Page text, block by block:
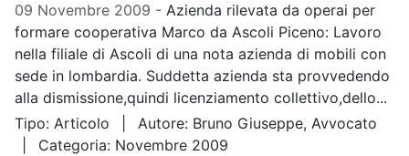
09 Novembre 2009
Azienda rilevata da operai per
formare cooperativa Marco da Ascoli Piceno: Lavoro
nella filiale di Ascoli di una nota azienda di mobili con
sede in lombardia. Suddetta azienda sta provvedendo
alla dismissione,quindi licenziamento collettivo,dello...
Tipo: Articolo Autore: Bruno Giuseppe, Avvocato
Categoria: Novembre 2009